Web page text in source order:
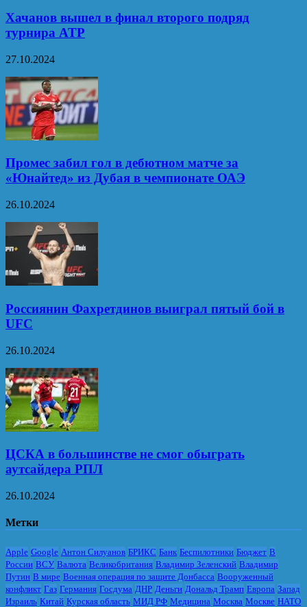
Хачанов вышел в финал второго подряд
турнира ATP
27.10.2024
Промес забил гол в дебютном матче за
«Юнайтед» из Дубая в чемпионате ОАЭ
26.10.2024
Россиянин Фахретдинов выиграл пятый бой в
UFC
26.10.2024
ЦСКА в большинстве не смог обыграть
аутсайдера РПЛ
26.10.2024
Метки
Apple Google Антон Силуанов БРИКС Банк Беспилотники Бюджет В
России ВСУ Валюта Великобритания Владимир Зеленский Владимир
Путин В мире Военная операция по защите Донбасса Вооруженный
конфликт Газ Германия Госдума ДНР Деньги Дональд Трамп Европа Запад
Израиль Китай Курская область МИД РФ Медицина Москва Москве НАТО